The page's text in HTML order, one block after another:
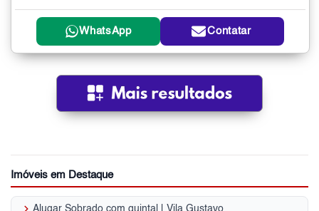
WhatsApp Contatar
Imóveis em Destaque
Alugar Sobrado com quintal | Vila Gustavo